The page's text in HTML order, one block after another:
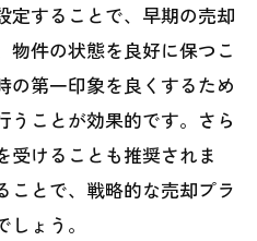
定することで、早期の売却
物件の状態を良好に保つこ
の第一印象を良くするため
うことが効果的です。さら
受けることも推奨されま
ことで、戦略的な売却プラ
ょう。